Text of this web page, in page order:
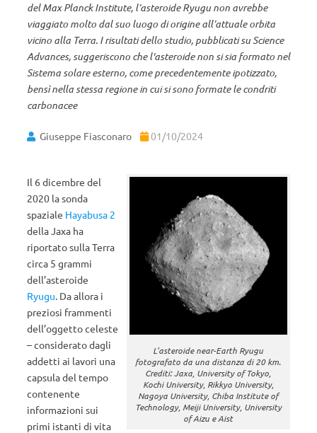
del Max Planck Institute, l’asteroide Ryugu non avrebbe
viaggiato molto dal suo luogo di origine all’attuale orbita
vicino alla Terra. I risultati dello studio, pubblicati su Science
Advances, suggeriscono che l'asteroide non si sia formato nel
Sistema solare esterno, come precedentemente ipotizzato,
bensì nella stessa regione in cui si sono formate le condriti
carbonacee
Giuseppe Fiasconaro 01/10/2024
L’asteroide near-Earth Ryugu
fotografato da una distanza di 20 km.
Crediti: Jaxa, University of Tokyo,
Kochi University, Rikkyo University,
Nagoya University, Chiba Institute of
Technology, Meiji University, University
of Aizu e Aist
Il 6 dicembre del
2020 la sonda
spaziale Hayabusa 2
della Jaxa ha
riportato sulla Terra
circa 5 grammi
dell’asteroide
Ryugu. Da allora i
preziosi frammenti
dell’oggetto celeste
– considerato dagli
addetti ai lavori una
capsula del tempo
contenente
informazioni sui
primi istanti di vita